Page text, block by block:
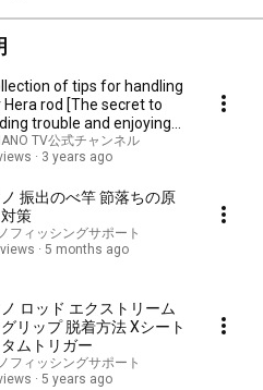
of tips for handling
Hera rod [The secret to
trouble and enjoying
TV公式チャンネル
3 years ago
振出のべ竿 節落ちの原
策
フィッシングサポート
5 months ago
ロッド エクストリーム
リップ 脱着方法 Xシート
ムトリガー
フィッシングサポート
5 years ago